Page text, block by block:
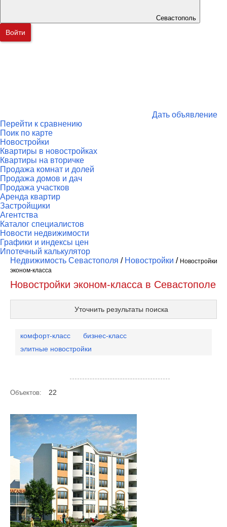
Севастополь
Войти
Дать объявление
Перейти к сравнению
Поик по карте
Новостройки
Квартиры в новостройках
Квартиры на вторичке
Продажа комнат и долей
Продажа домов и дач
Продажа участков
Аренда квартир
Застройщики
Агентства
Каталог специалистов
Новости недвижимости
Графики и индексы цен
Ипотечный калькулятор
Недвижимость Севастополя / Новостройки / Новостройки
эконом-класса
Новостройки эконом-класса в Севастополе
Уточнить результаты поиска
комфорт-класс
бизнес-класс
элитные новостройки
Объектов: 22